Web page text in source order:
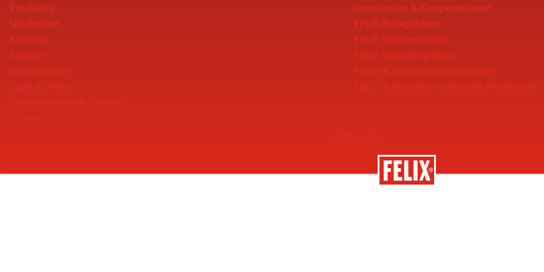
Produkte
Neuheiten
Ketchup
Saucen
Inspiration & Kooperationen
FELIX Rezeptideen
FELIX Küchenhacks
FELIX Upcycling-Ideen
Nachhaltigkeit